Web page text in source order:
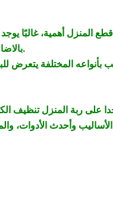
المنزل أهمية، غالبًا
بالاضافة الى غرفة الأطفال حيث دائما ما توضع فيها كنبة صغيرة تستعمل لركن اللعب.
بأنواعه المختلفة يتعرض
على ربة المنزل تنظيف
وأحدث الأدوات،